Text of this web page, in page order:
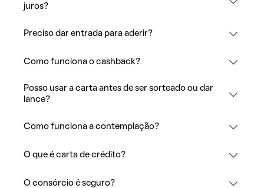
juros?
Preciso dar entrada para aderir?
Como funciona o cashback?
Posso usar a carta antes de ser sorteado ou dar
lance?
Como funciona a contemplação?
O que é carta de crédito?
O consórcio é seguro?